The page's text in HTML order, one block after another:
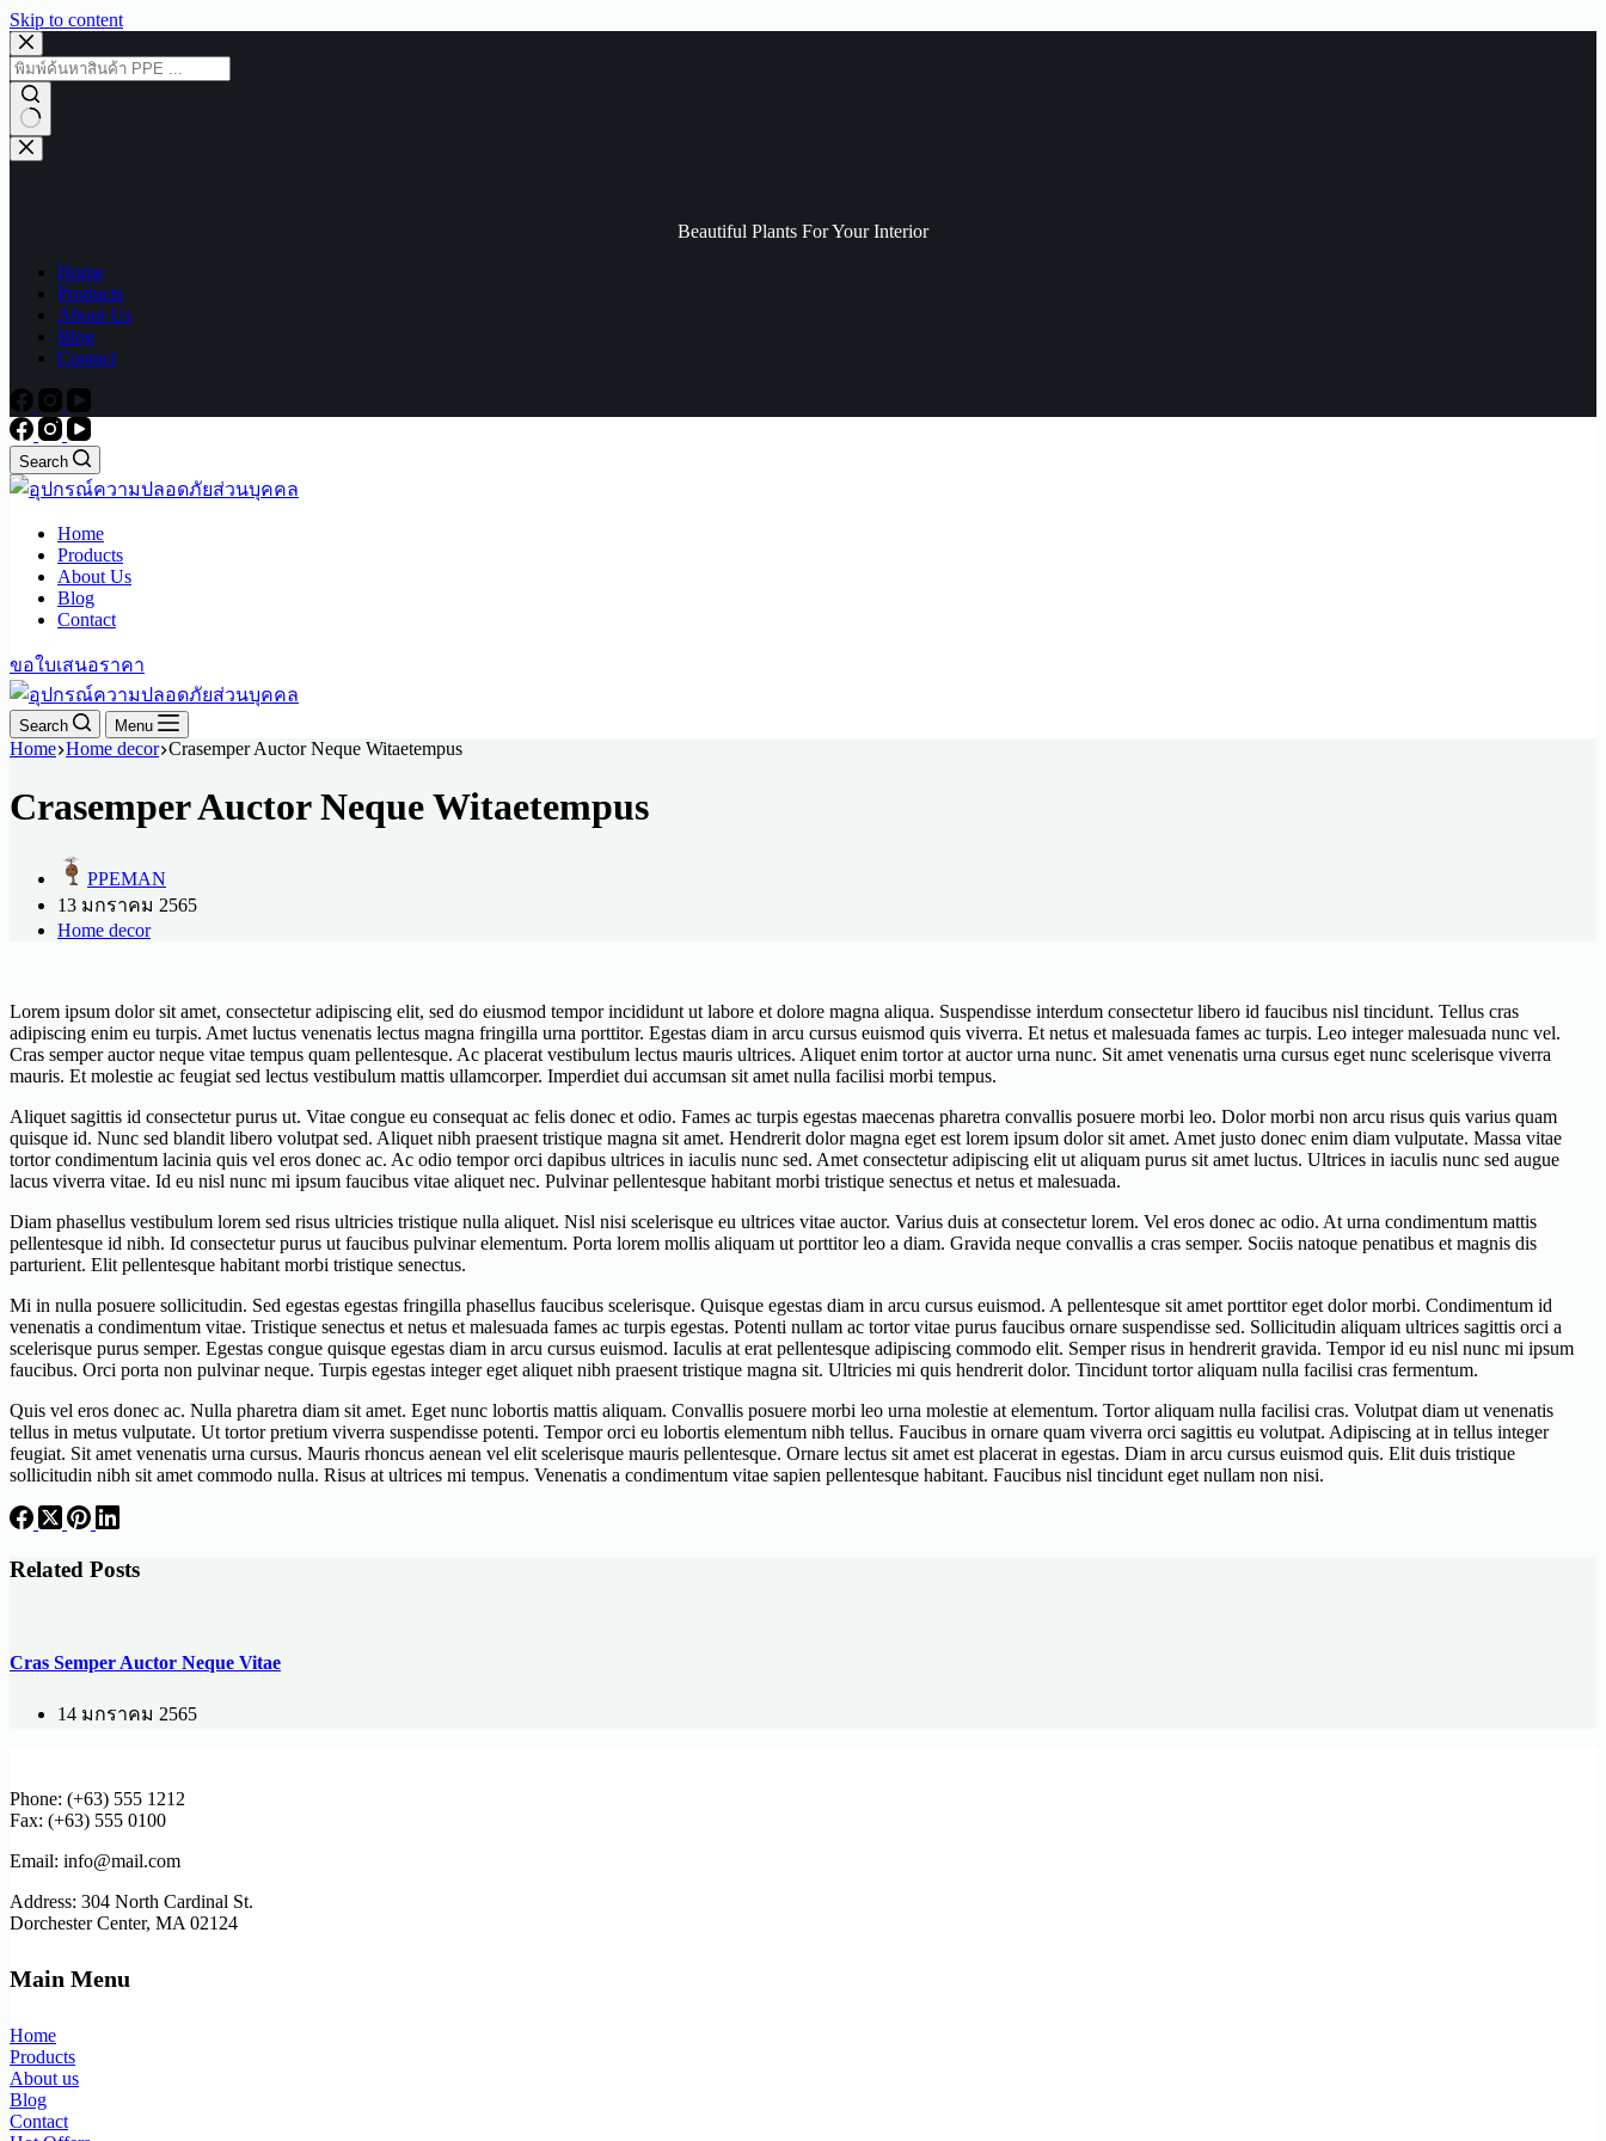
Skip to content
No
results
Beautiful Plants For Your Interior
Home
Products
About Us
Blog
Contact
Search
Home
Products
About Us
Blog
Contact
ขอใบเสนอราคา
Search Menu
Home Home decor Crasemper Auctor Neque Witaetempus
Crasemper Auctor Neque Witaetempus
PPEMAN
13 มกราคม 2565
Home decor
Lorem ipsum dolor sit amet, consectetur adipiscing elit, sed do eiusmod tempor incididunt ut labore et dolore magna aliqua. Suspendisse interdum consectetur libero id faucibus nisl tincidunt. Tellus cras
adipiscing enim eu turpis. Amet luctus venenatis lectus magna fringilla urna porttitor. Egestas diam in arcu cursus euismod quis viverra. Et netus et malesuada fames ac turpis. Leo integer malesuada nunc vel.
Cras semper auctor neque vitae tempus quam pellentesque. Ac placerat vestibulum lectus mauris ultrices. Aliquet enim tortor at auctor urna nunc. Sit amet venenatis urna cursus eget nunc scelerisque viverra
mauris. Et molestie ac feugiat sed lectus vestibulum mattis ullamcorper. Imperdiet dui accumsan sit amet nulla facilisi morbi tempus.
Aliquet sagittis id consectetur purus ut. Vitae congue eu consequat ac felis donec et odio. Fames ac turpis egestas maecenas pharetra convallis posuere morbi leo. Dolor morbi non arcu risus quis varius quam
quisque id. Nunc sed blandit libero volutpat sed. Aliquet nibh praesent tristique magna sit amet. Hendrerit dolor magna eget est lorem ipsum dolor sit amet. Amet justo donec enim diam vulputate. Massa vitae
tortor condimentum lacinia quis vel eros donec ac. Ac odio tempor orci dapibus ultrices in iaculis nunc sed. Amet consectetur adipiscing elit ut aliquam purus sit amet luctus. Ultrices in iaculis nunc sed augue
lacus viverra vitae. Id eu nisl nunc mi ipsum faucibus vitae aliquet nec. Pulvinar pellentesque habitant morbi tristique senectus et netus et malesuada.
Diam phasellus vestibulum lorem sed risus ultricies tristique nulla aliquet. Nisl nisi scelerisque eu ultrices vitae auctor. Varius duis at consectetur lorem. Vel eros donec ac odio. At urna condimentum mattis
pellentesque id nibh. Id consectetur purus ut faucibus pulvinar elementum. Porta lorem mollis aliquam ut porttitor leo a diam. Gravida neque convallis a cras semper. Sociis natoque penatibus et magnis dis
parturient. Elit pellentesque habitant morbi tristique senectus.
Mi in nulla posuere sollicitudin. Sed egestas egestas fringilla phasellus faucibus scelerisque. Quisque egestas diam in arcu cursus euismod. A pellentesque sit amet porttitor eget dolor morbi. Condimentum id
venenatis a condimentum vitae. Tristique senectus et netus et malesuada fames ac turpis egestas. Potenti nullam ac tortor vitae purus faucibus ornare suspendisse sed. Sollicitudin aliquam ultrices sagittis orci a
scelerisque purus semper. Egestas congue quisque egestas diam in arcu cursus euismod. Iaculis at erat pellentesque adipiscing commodo elit. Semper risus in hendrerit gravida. Tempor id eu nisl nunc mi ipsum
faucibus. Orci porta non pulvinar neque. Turpis egestas integer eget aliquet nibh praesent tristique magna sit. Ultricies mi quis hendrerit dolor. Tincidunt tortor aliquam nulla facilisi cras fermentum.
Quis vel eros donec ac. Nulla pharetra diam sit amet. Eget nunc lobortis mattis aliquam. Convallis posuere morbi leo urna molestie at elementum. Tortor aliquam nulla facilisi cras. Volutpat diam ut venenatis
tellus in metus vulputate. Ut tortor pretium viverra suspendisse potenti. Tempor orci eu lobortis elementum nibh tellus. Faucibus in ornare quam viverra orci sagittis eu volutpat. Adipiscing at in tellus integer
feugiat. Sit amet venenatis urna cursus. Mauris rhoncus aenean vel elit scelerisque mauris pellentesque. Ornare lectus sit amet est placerat in egestas. Diam in arcu cursus euismod quis. Elit duis tristique
sollicitudin nibh sit amet commodo nulla. Risus at ultrices mi tempus. Venenatis a condimentum vitae sapien pellentesque habitant. Faucibus nisl tincidunt eget nullam non nisi.
Related Posts
Cras Semper Auctor Neque Vitae
14 มกราคม 2565
Phone: (+63) 555 1212
Fax: (+63) 555 0100
Email: info@mail.com
Address: 304 North Cardinal St.
Dorchester Center, MA 02124
Main Menu
Home
Products
About us
Blog
Contact